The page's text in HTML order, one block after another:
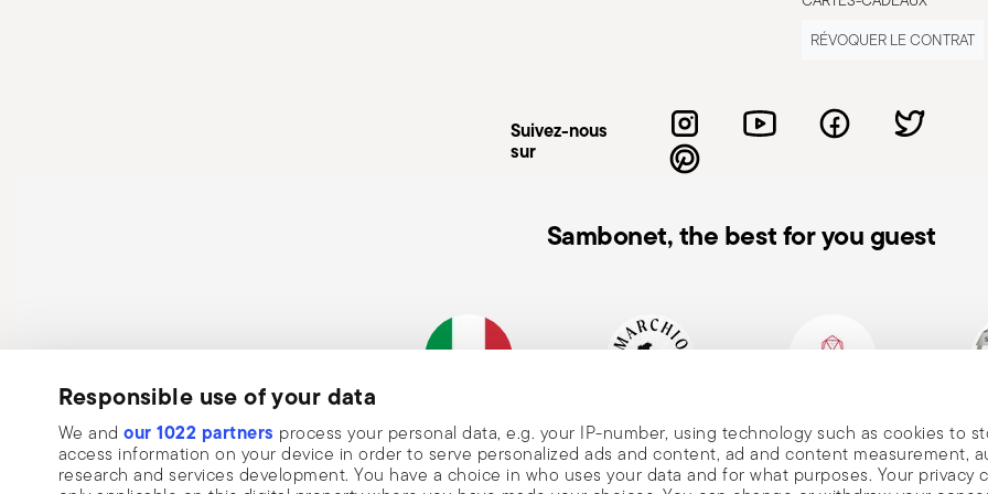
Responsible use of your data
We and our 1022 partners process your personal data, e.g. your IP-number, using technology such as cookies to
access information on your device in order to serve personalized ads and content, ad and content measurement,
research and services development. You have a choice in who uses your data and for what purposes. Your privacy
RÉVOQUER LE CONTRAT
Suivez-nous
sur
Sambonet, the best for you guest
Entreprise italienne
Marque historique,
depuis 1856
Member of Altagamma
Abonnez-vous à notre newsletter et recevez une réduction de
10%!
Tenez-vous informé des actualités, des